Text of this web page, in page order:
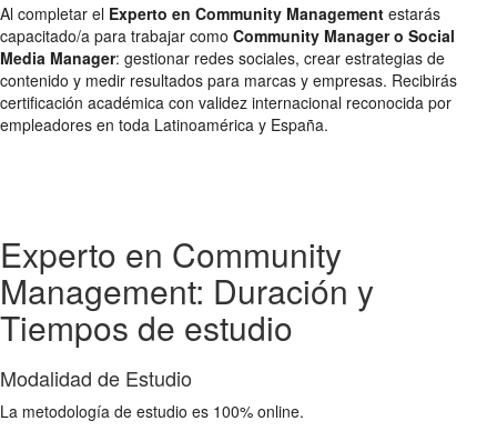
Al completar el Experto en Community Management estarás
capacitado/a para trabajar como Community Manager o Social
Media Manager: gestionar redes sociales, crear estrategias de
contenido y medir resultados para marcas y empresas. Recibirás
certificación académica con validez internacional reconocida por
empleadores en toda Latinoamérica y España.
Experto en Community
Management: Duración y
Tiempos de estudio
Modalidad de Estudio
La metodología de estudio es 100% online.